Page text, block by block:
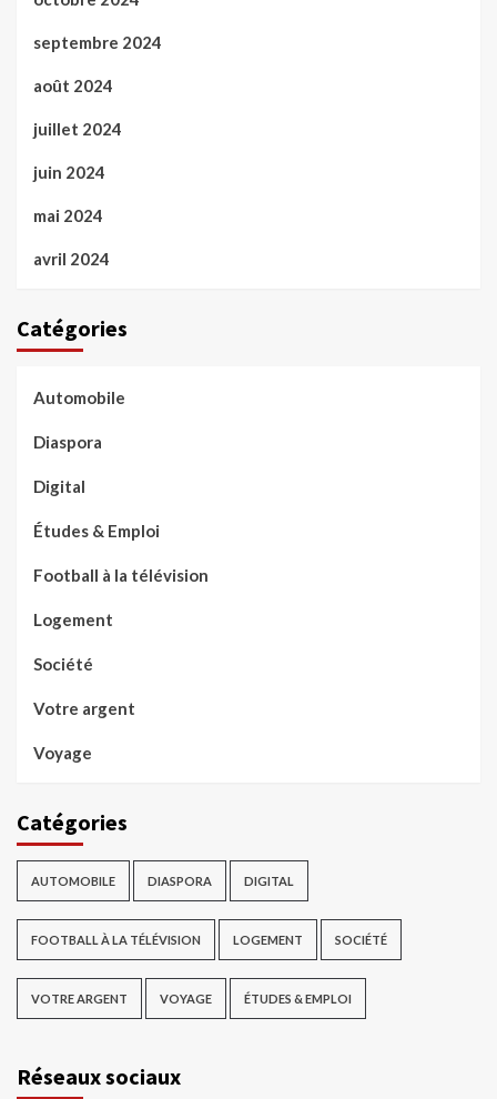
septembre 2024
août 2024
juillet 2024
juin 2024
mai 2024
avril 2024
Catégories
Automobile
Diaspora
Digital
Études & Emploi
Football à la télévision
Logement
Société
Votre argent
Voyage
Catégories
AUTOMOBILE DIASPORA DIGITAL
FOOTBALL À LA TÉLÉVISION LOGEMENT SOCIÉTÉ
VOTRE ARGENT VOYAGE ÉTUDES & EMPLOI
Réseaux sociaux